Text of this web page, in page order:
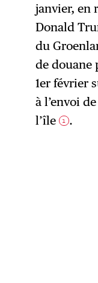
janvier, en
Donald
du
de douane
1er février
à l’envoi
l’île
1 .